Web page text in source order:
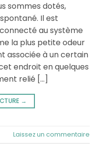
sommes dotés,
Il est
au système
la plus petite odeur
associée à un certain
endroit en quelques
relié […]
→
Laissez un commentaire